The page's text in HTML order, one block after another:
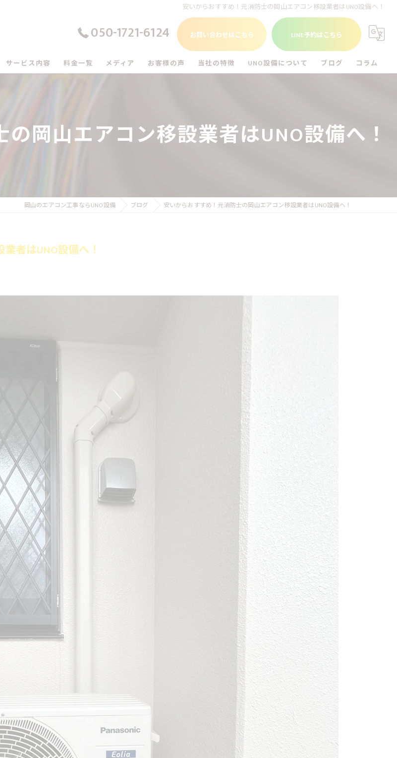
安いからおすすめ！元消防士の岡山エアコン移設業者はUNO設備へ！
050-1721-6124 お問い合わせはこちら LINE予約はこちら
サービス内容 料金一覧 メディア お客様の声 当社の特徴
倉敷市のエアコン工事
UNO設備について ブログ コラム
岡山エアコン移設業者はUNO設備へ！
岡山のエアコン工事ならUNO設備 ブログ 安いからおすすめ！元消防士の岡山エアコン移設業者はUNO設備へ！
者はUNO設備へ！